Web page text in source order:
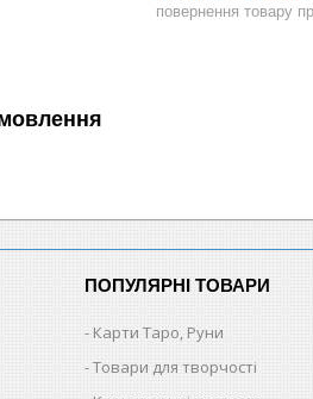
повернення товару
ПОПУЛЯРНІ ТОВАРИ
Карти Таро, Руни
Товари для творчості